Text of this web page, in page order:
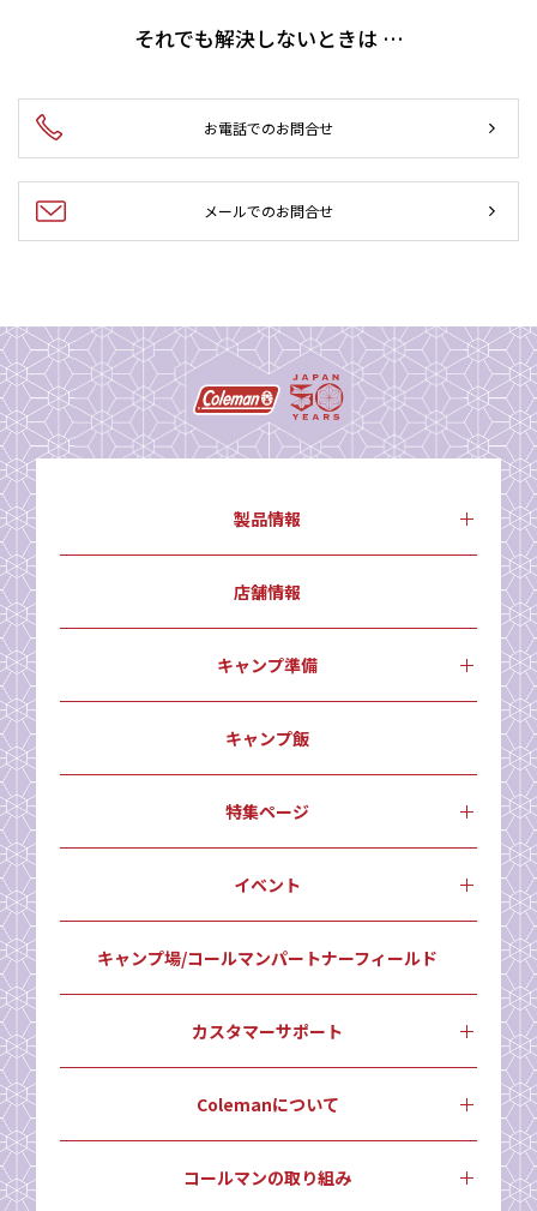
それでも解決しないときは …
お電話でのお問合せ
メールでのお問合せ
製品情報
店舗情報
キャンプ準備
キャンプ飯
特集ページ
イベント
キャンプ場/コールマンパートナーフィールド
カスタマーサポート
Colemanについて
コールマンの取り組み